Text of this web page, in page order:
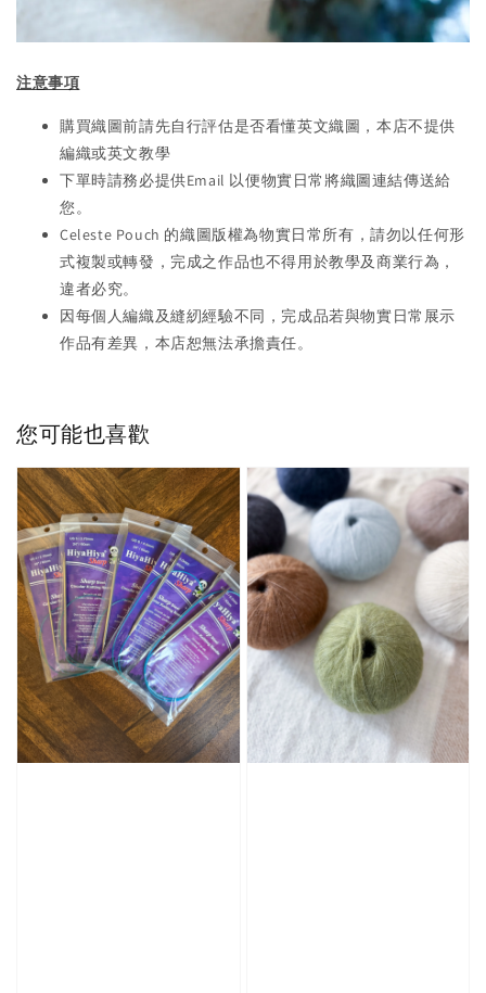
注意事項
購買織圖前請先自行評估是否看懂英文織圖，本店不提供
編織或英文教學
下單時請務必提供Email 以便物實日常將織圖連結傳送給
您。
Celeste Pouch 的織圖版權為物實日常所有，請勿以任何形
式複製或轉發，完成之作品也不得用於教學及商業行為，
違者必究。
因每個人編織及縫紉經驗不同，完成品若與物實日常展示
作品有差異，本店恕無法承擔責任。
您可能也喜歡